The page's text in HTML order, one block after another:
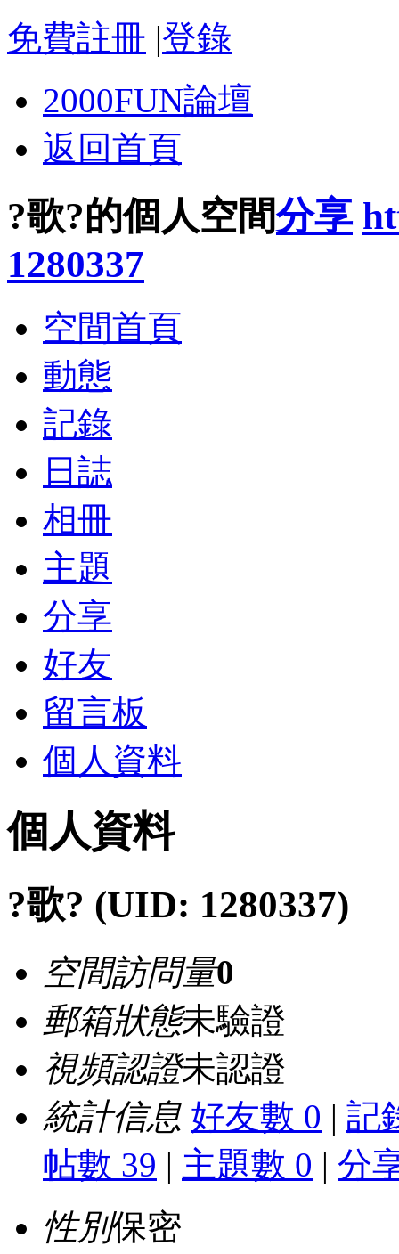
免費註冊 |登錄
2000FUN論壇
返回首頁
?歌?的個人空間分享
1280337
空間首頁
動態
記錄
日誌
相冊
主題
分享
好友
留言板
個人資料
個人資料
?歌? (UID: 1280337)
空間訪問量0
郵箱狀態未驗證
視頻認證未認證
統計信息 好友數 0 | 記
帖數 39 | 主題數 0 | 分
性別保密